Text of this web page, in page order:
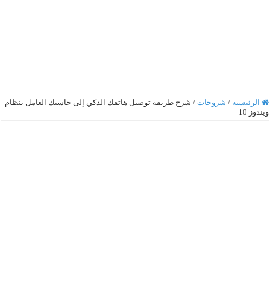
الرئيسية / شروحات / شرح طريقة توصيل هاتفك الذكي إلى حاسبك العامل بنظام
ويندوز 10